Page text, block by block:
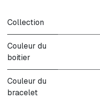
Collection
Couleur du
boitier
Couleur du
bracelet